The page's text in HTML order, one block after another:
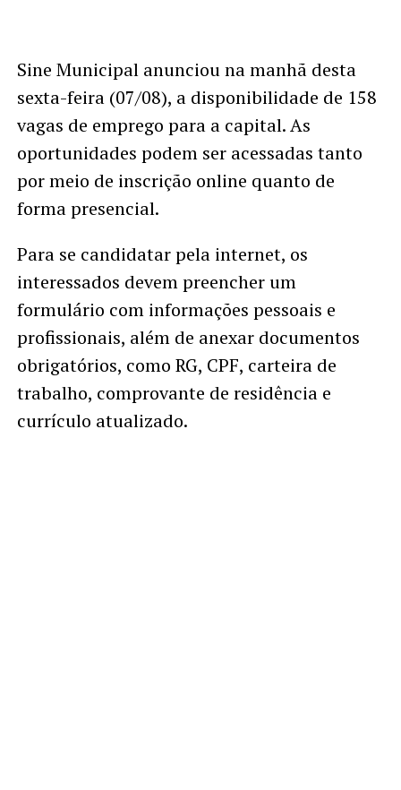
Sine Municipal anunciou na manhã desta
sexta-feira (07/08), a disponibilidade de 158
vagas de emprego para a capital. As
oportunidades podem ser acessadas tanto
por meio de inscrição online quanto de
forma presencial.
Para se candidatar pela internet, os
interessados devem preencher um
formulário com informações pessoais e
profissionais, além de anexar documentos
obrigatórios, como RG, CPF, carteira de
trabalho, comprovante de residência e
currículo atualizado.